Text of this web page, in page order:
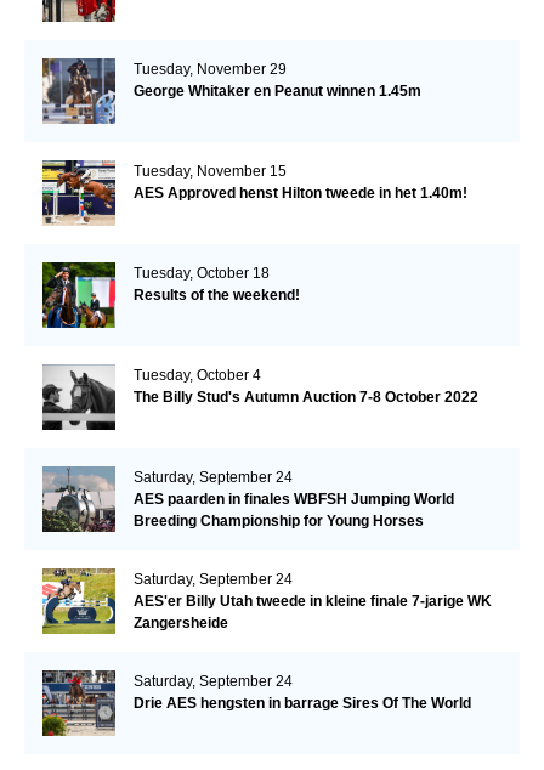
Tuesday, November 29
George Whitaker en Peanut winnen 1.45m
Tuesday, November 15
AES Approved henst Hilton tweede in het 1.40m!
Tuesday, October 18
Results of the weekend!
Tuesday, October 4
The Billy Stud's Autumn Auction 7-8 October 2022
Saturday, September 24
AES paarden in finales WBFSH Jumping World
Breeding Championship for Young Horses
Saturday, September 24
AES'er Billy Utah tweede in kleine finale 7-jarige WK
Zangersheide
Saturday, September 24
Drie AES hengsten in barrage Sires Of The World